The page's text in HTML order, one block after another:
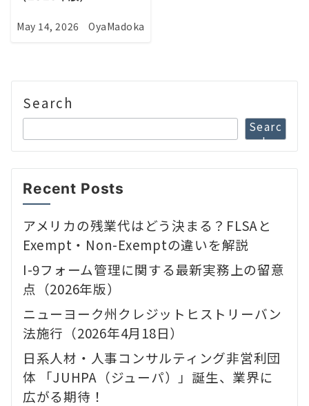
May 14, 2026 OyaMadoka
Search
Searc
h
Recent Posts
アメリカの残業代はどう決まる？FLSAと
Exempt・Non-Exemptの違いを解説
I-9フォーム管理に関する最新実務上の留意
点（2026年版）
ニューヨーク州クレジットヒストリーバン
法施行（2026年4月18日）
日系人材・人事コンサルティング非営利団
体 「JUHPA（ジューパ）」誕生、業界に
広がる期待！